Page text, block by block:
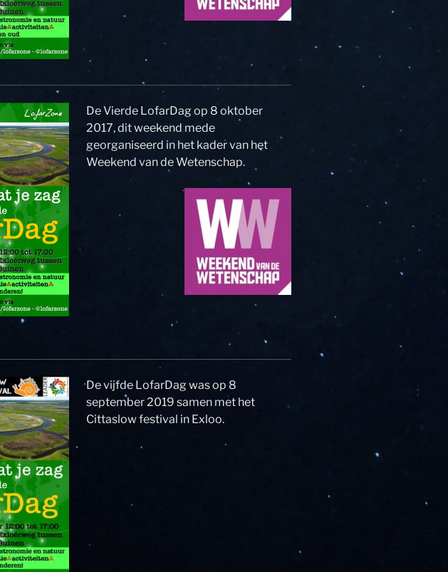
De Vierde LofarDag op 8 oktober
2017, dit weekend mede
georganiseerd in het kader van het
Weekend van de Wetenschap.
De vijfde LofarDag was op 8
september 2019 samen met het
Cittaslow festival in Exloo.